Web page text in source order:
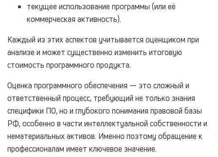
текущее использование программы (или её
коммерческая активность).
Каждый из этих аспектов учитывается оценщиком при
анализе и может существенно изменить итоговую
стоимость программного продукта.
Оценка программного обеспечения — это сложный и
ответственный процесс, требующий не только знания
специфики ПО, но и глубокого понимания правовой базы
РФ, особенно в части интеллектуальной собственности и
нематериальных активов. Именно поэтому обращение к
профессионалам имеет ключевое значение.